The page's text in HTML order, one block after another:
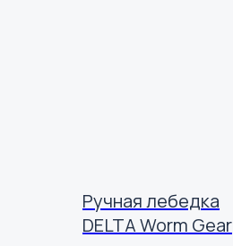
Ручная лебедка
DELTA Worm Gear